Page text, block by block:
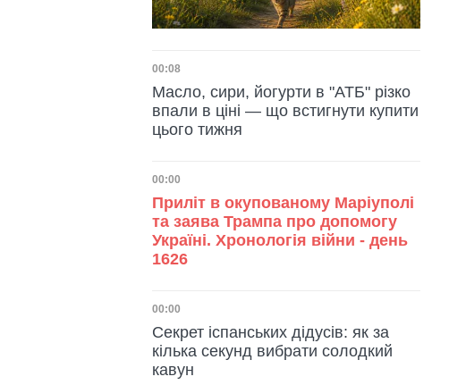
Дата публікації
00:08
Масло, сири, йогурти в "АТБ" різко
впали в ціні — що встигнути купити
цього тижня
Дата публікації
00:00
Приліт в окупованому Маріуполі
та заява Трампа про допомогу
Україні. Хронологія війни - день
1626
Дата публікації
00:00
Секрет іспанських дідусів: як за
кілька секунд вибрати солодкий
кавун